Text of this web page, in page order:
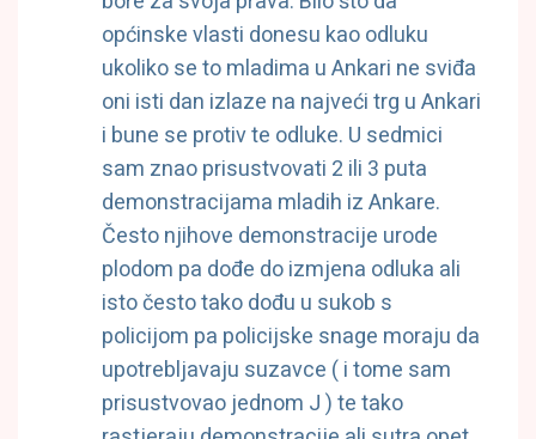
općinske vlasti donesu kao odluku
ukoliko se to mladima u Ankari ne sviđa
oni isti dan izlaze na najveći trg u Ankari
i bune se protiv te odluke. U sedmici
sam znao prisustvovati 2 ili 3 puta
demonstracijama mladih iz Ankare.
Često njihove demonstracije urode
plodom pa dođe do izmjena odluka ali
isto često tako dođu u sukob s
policijom pa policijske snage moraju da
upotrebljavaju suzavce ( i tome sam
prisustvovao jednom J ) te tako